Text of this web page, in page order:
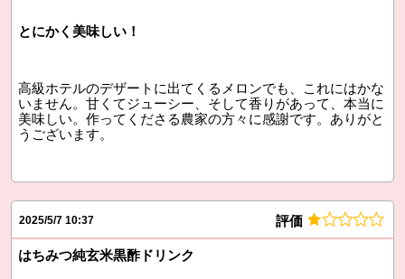
とにかく美味しい！
高級ホテルのデザートに出てくるメロンでも、これにはかな
いません。甘くてジューシー、そして香りがあって、本当に
美味しい。作ってくださる農家の方々に感謝です。ありがと
うございます。
2025/5/7 10:37 評価
はちみつ純玄米黒酢ドリンク